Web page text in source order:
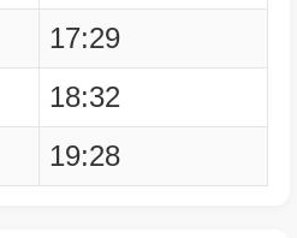
17:29
18:32
19:28